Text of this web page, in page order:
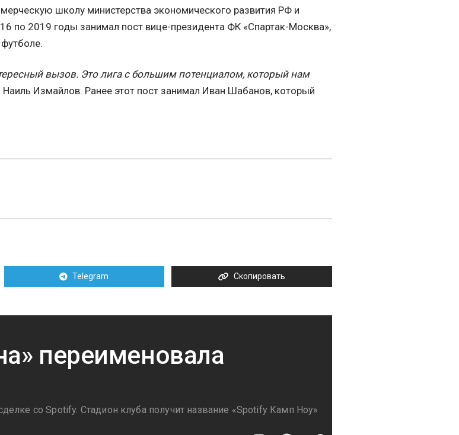
школу министерства экономического развития РФ и
по 2019 годы занимал пост вице-президента ФК «Спартак-Москва»,
вызов. Это лига с большим потенциалом, который нам
Наиль Измайлов. Ранее этот пост занимал Иван Шабанов, который
Telegram Скопировать
переименовала
со Spotify. Стадион клуба получит название «Spotify Камп Ноу»